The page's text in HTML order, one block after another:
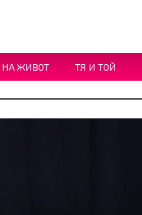
ЖИВОТ ТЯ И ТОЙ